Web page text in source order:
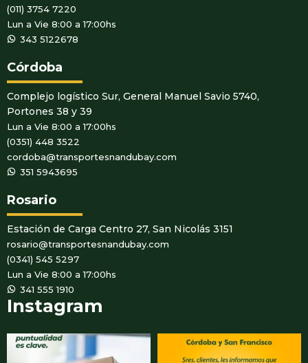
(011) 3754 7220
Lun a Vie 8:00 a 17:00hs
WhatsApp
343 5122678
Córdoba
Complejo logístico Sur, General Manuel Savio 5740,
Portones 38 y 39
Lun a Vie 8:00 a 17:00hs
(0351) 448 3522
cordoba@transportesnandubay.com
WhatsApp
351 5943695
Rosario
Estación de Carga Centro 27, San Nicolás 3151
rosario@transportesnandubay.com
(0341) 545 5297
Lun a Vie 8:00 a 17:00hs
WhatsApp
341 555 1910
Instagram